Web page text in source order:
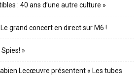
: 40 ans d’une autre culture »
grand concert en direct sur M6 !
»
Lecœuvre présentent « Les tubes